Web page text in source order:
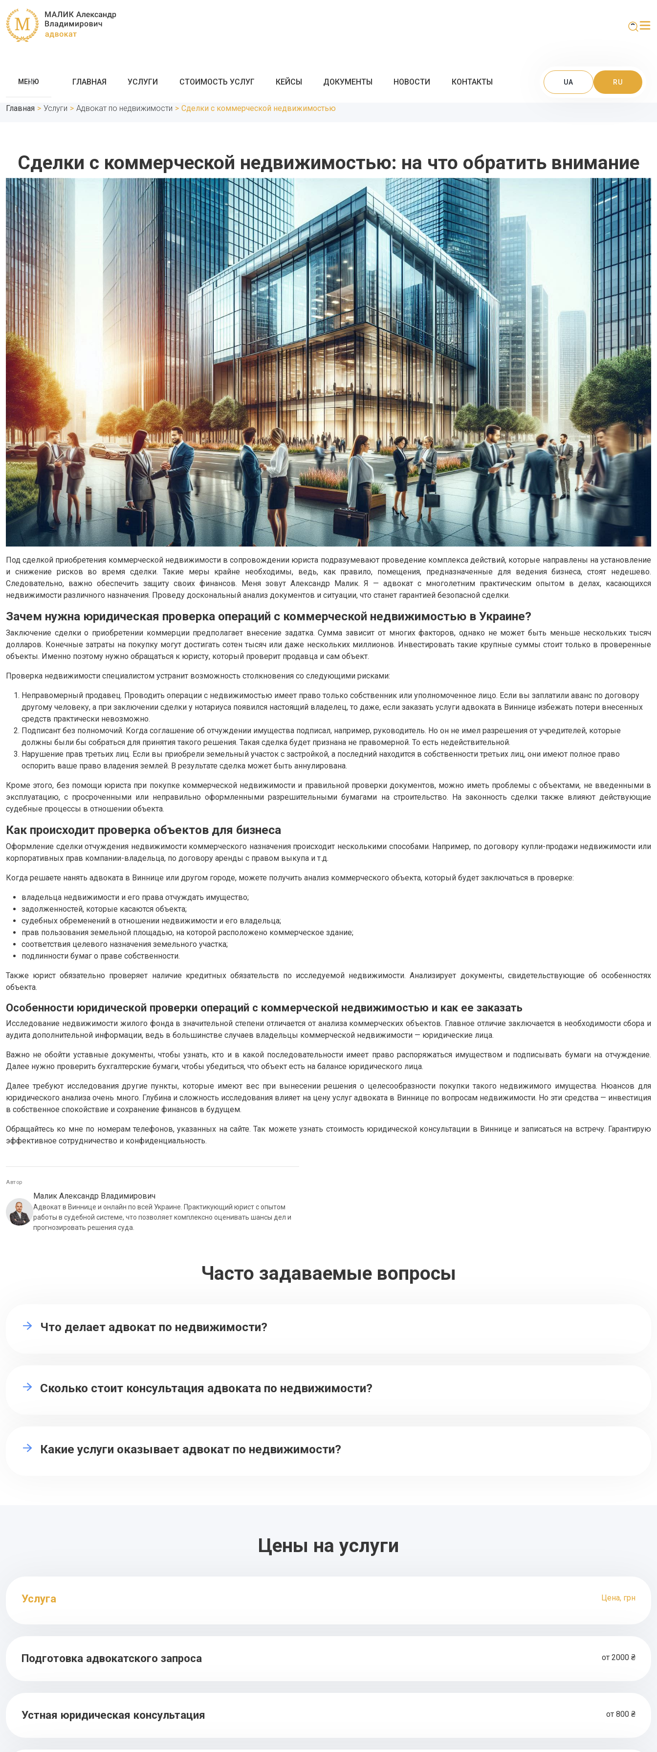
МЕНЮ ГЛАВНАЯ УСЛУГИ СТОИМОСТЬ УСЛУГ КЕЙСЫ ДОКУМЕНТЫ НОВОСТИ КОНТАКТЫ UA RU
Главная > Услуги > Адвокат по недвижимости > Сделки с коммерческой недвижимостью
Сделки с коммерческой недвижимостью: на что обратить внимание
Под сделкой приобретения коммерческой недвижимости в сопровождении юриста подразумевают проведение комплекса действий, которые направлены на установление
и снижение рисков во время сделки. Такие меры крайне необходимы, ведь, как правило, помещения, предназначенные для ведения бизнеса, стоят недешево.
Следовательно, важно обеспечить защиту своих финансов. Меня зовут Александр Малик. Я — адвокат с многолетним практическим опытом в делах, касающихся
недвижимости различного назначения. Проведу доскональный анализ документов и ситуации, что станет гарантией безопасной сделки.
Зачем нужна юридическая проверка операций с коммерческой недвижимостью в Украине?
Заключение сделки о приобретении коммерции предполагает внесение задатка. Сумма зависит от многих факторов, однако не может быть меньше нескольких тысяч
долларов. Конечные затраты на покупку могут достигать сотен тысяч или даже нескольких миллионов. Инвестировать такие крупные суммы стоит только в проверенные
объекты. Именно поэтому нужно обращаться к юристу, который проверит продавца и сам объект.
Проверка недвижимости специалистом устранит возможность столкновения со следующими рисками:
Неправомерный продавец. Проводить операции с недвижимостью имеет право только собственник или уполномоченное лицо. Если вы заплатили аванс по договору
другому человеку, а при заключении сделки у нотариуса появился настоящий владелец, то даже, если заказать услуги адвоката в Виннице избежать потери внесенных
средств практически невозможно.
Подписант без полномочий. Когда соглашение об отчуждении имущества подписал, например, руководитель. Но он не имел разрешения от учредителей, которые
должны были бы собраться для принятия такого решения. Такая сделка будет признана не правомерной. То есть недействительной.
Нарушение прав третьих лиц. Если вы приобрели земельный участок с застройкой, а последний находится в собственности третьих лиц, они имеют полное право
оспорить ваше право владения землей. В результате сделка может быть аннулирована.
Кроме этого, без помощи юриста при покупке коммерческой недвижимости и правильной проверки документов, можно иметь проблемы с объектами, не введенными в
эксплуатацию, с просроченными или неправильно оформленными разрешительными бумагами на строительство. На законность сделки также влияют действующие
судебные процессы в отношении объекта.
Как происходит проверка объектов для бизнеса
Оформление сделки отчуждения недвижимости коммерческого назначения происходит несколькими способами. Например, по договору купли-продажи недвижимости или
корпоративных прав компании-владельца, по договору аренды с правом выкупа и т.д.
Когда решаете нанять адвоката в Виннице или другом городе, можете получить анализ коммерческого объекта, который будет заключаться в проверке:
владельца недвижимости и его права отчуждать имущество;
задолженностей, которые касаются объекта;
судебных обременений в отношении недвижимости и его владельца;
прав пользования земельной площадью, на которой расположено коммерческое здание;
соответствия целевого назначения земельного участка;
подлинности бумаг о праве собственности.
Также юрист обязательно проверяет наличие кредитных обязательств по исследуемой недвижимости. Анализирует документы, свидетельствующие об особенностях
объекта.
Особенности юридической проверки операций с коммерческой недвижимостью и как ее заказать
Исследование недвижимости жилого фонда в значительной степени отличается от анализа коммерческих объектов. Главное отличие заключается в необходимости сбора и
аудита дополнительной информации, ведь в большинстве случаев владельцы коммерческой недвижимости — юридические лица.
Важно не обойти уставные документы, чтобы узнать, кто и в какой последовательности имеет право распоряжаться имуществом и подписывать бумаги на отчуждение.
Далее нужно проверить бухгалтерские бумаги, чтобы убедиться, что объект есть на балансе юридического лица.
Далее требуют исследования другие пункты, которые имеют вес при вынесении решения о целесообразности покупки такого недвижимого имущества. Нюансов для
юридического анализа очень много. Глубина и сложность исследования влияет на цену услуг адвоката в Виннице по вопросам недвижимости. Но эти средства — инвестиция
в собственное спокойствие и сохранение финансов в будущем.
Обращайтесь ко мне по номерам телефонов, указанных на сайте. Так можете узнать стоимость юридической консультации в Виннице и записаться на встречу. Гарантирую
эффективное сотрудничество и конфиденциальность.
Автор
Малик Александр Владимирович
Адвокат в Виннице и онлайн по всей Украине. Практикующий юрист с опытом
работы в судебной системе, что позволяет комплексно оценивать шансы дел и
прогнозировать решения суда.
Часто задаваемые вопросы
Что делает адвокат по недвижимости?
Сколько стоит консультация адвоката по недвижимости?
Какие услуги оказывает адвокат по недвижимости?
Цены на услуги
Цена, грн
Услуга
от 2000 ₴
Подготовка адвокатского запроса
от 800 ₴
Устная юридическая консультация